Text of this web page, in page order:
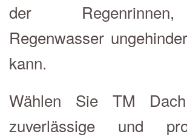
der
Regenwasser
kann.
Wählen Sie TM
zuverlässige und